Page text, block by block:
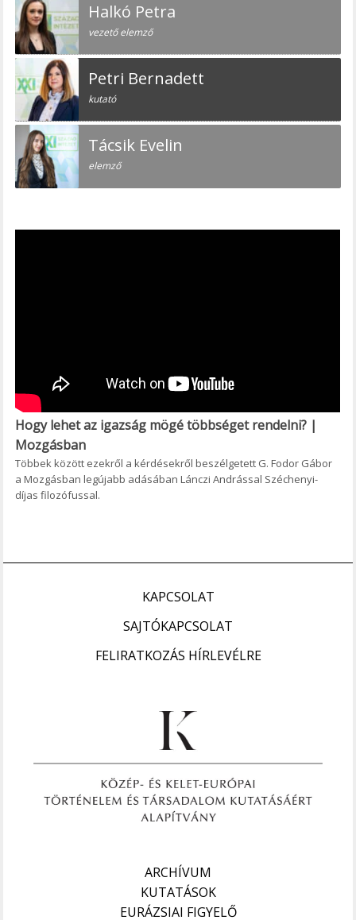
Halkó Petra
vezető elemző
Petri Bernadett
kutató
Tácsik Evelin
elemző
Hogy lehet az igazság mögé többséget rendelni? |
Mozgásban
Többek között ezekről a kérdésekről beszélgetett G. Fodor Gábor
a Mozgásban legújabb adásában Lánczi Andrással Széchenyi-
díjas filozófussal.
KAPCSOLAT
SAJTÓKAPCSOLAT
FELIRATKOZÁS HÍRLEVÉLRE
ARCHÍVUM
KUTATÁSOK
EURÁZSIAI FIGYELŐ